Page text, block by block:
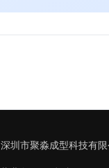
圳市聚淼成型科技有